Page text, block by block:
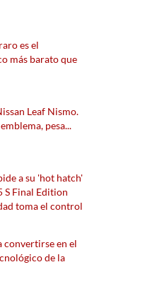
es el
más barato que
Leaf Nismo.
pesa...
a su 'hot hatch'
S Final Edition
toma el control
convertirse en el
de la